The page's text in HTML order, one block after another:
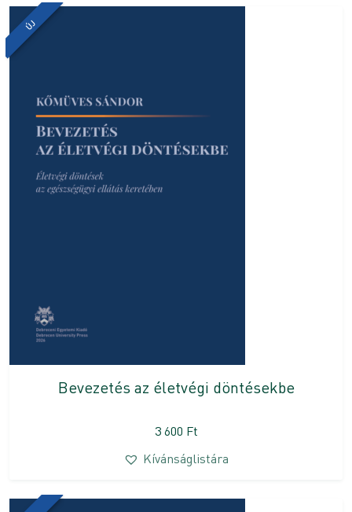
ÚJ
Bevezetés az életvégi döntésekbe
3 600 Ft
Kívánságlistára